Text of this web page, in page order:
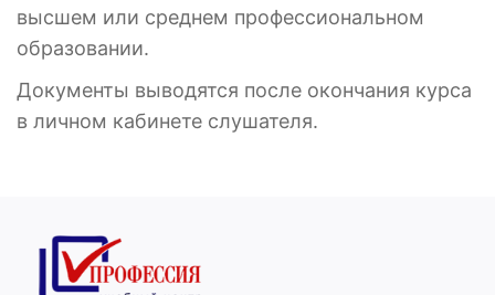
высшем или среднем профессиональном
образовании.
Документы выводятся после окончания курса
в личном кабинете слушателя.